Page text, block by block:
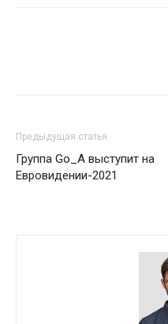
Предыдущая статья
Группа Go_A выступит на
Евровидении-2021